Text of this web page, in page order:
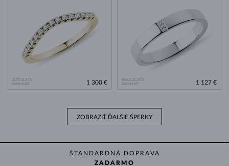
ŽLTÉ ZLATO
DIAMANT
1 300 €
BIELE ZLATO
DIAMANT
1 127 €
ZOBRAZIŤ ĎALŠIE ŠPERKY
ŠTANDARDNÁ DOPRAVA
ZADARMO